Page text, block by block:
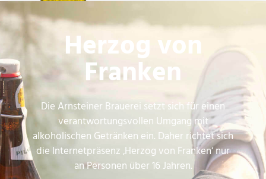
Edeka Luksch
Würzburg
← Vorheriger Beitrag Nächster Beitrag →
ARNSTEINER BRAUEREI
MAX BENDER GMBH & CO. KG
Herzog von
Franken
Die Arnsteiner Brauerei setzt sich für einen
verantwortungsvollen Umgang mit
alkoholischen Getränken ein. Daher richtet sich
die Internetpräsenz ‚Herzog von Franken‘ nur
an Personen über 16 Jahren.